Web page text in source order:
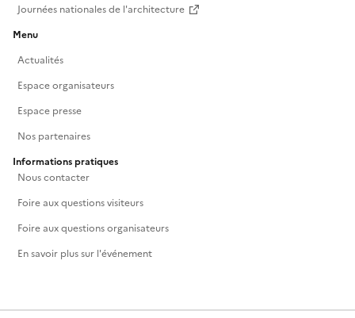
Journées nationales de l'architecture
Menu
Actualités
Espace organisateurs
Espace presse
Nos partenaires
Informations pratiques
Nous contacter
Foire aux questions visiteurs
Foire aux questions organisateurs
En savoir plus sur l'événement